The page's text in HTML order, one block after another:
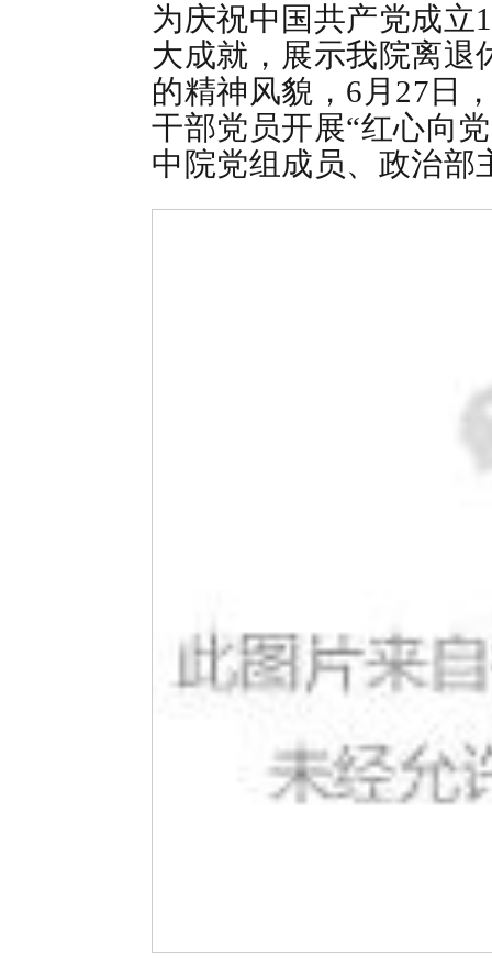
为庆祝中国共产党成立
大成就，展示我院离退
的精神风貌， 6 月 27 日
干部党员开展“红心向党
中 院党组成员、政治部